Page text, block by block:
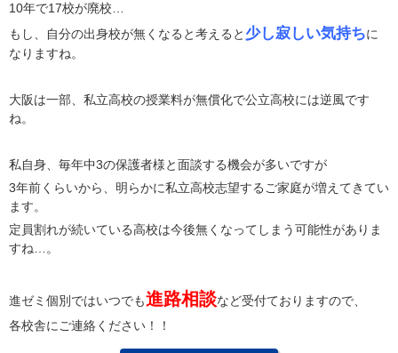
10年で17校が廃校…
もし、自分の出身校が無くなると考えると 少し寂しい気持ちに
なりますね。
大阪は一部、私立高校の授業料が無償化で公立高校には逆風です
ね。
私自身、毎年中3の保護者様と面談する機会が多いですが
3年前くらいから、明らかに私立高校志望するご家庭が増えてきてい
ます。
定員割れが続いている高校は今後無くなってしまう可能性がありま
すね…。
進ゼミ個別ではいつでも進路相談など受付ておりますので、
各校舎にご連絡ください！！